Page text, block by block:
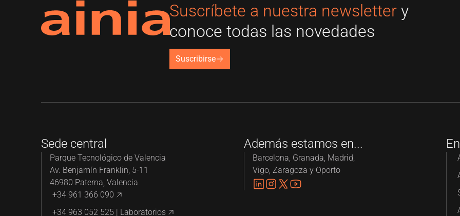
Suscríbete a nuestra newsletter y
conoce todas las novedades
Suscribirse
Sede central
Parque Tecnológico de Valencia
Av. Benjamín Franklin, 5-11
46980 Paterna, Valencia
+34 961 366 090
+34 963 052 525 | Laboratorios
Además estamos en...
Barcelona, Granada, Madrid,
Vigo, Zaragoza y Oporto